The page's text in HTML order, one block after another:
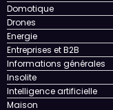
Drones
Energie
Entreprises et B2B
Informations générales
Insolite
Intelligence artificielle
Maison
Mobilité